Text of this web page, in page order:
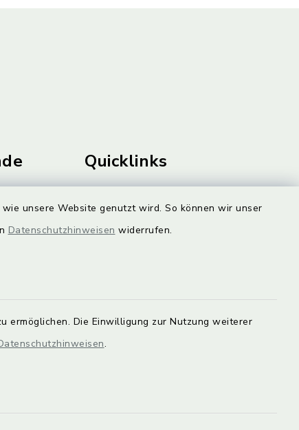
unsere Website genutzt wird. So können wir unser
Datenschutzhinweisen widerrufen.
ermöglichen. Die Einwilligung zur Nutzung weiterer
.
statt.
Quicklinks
Obermain Jura